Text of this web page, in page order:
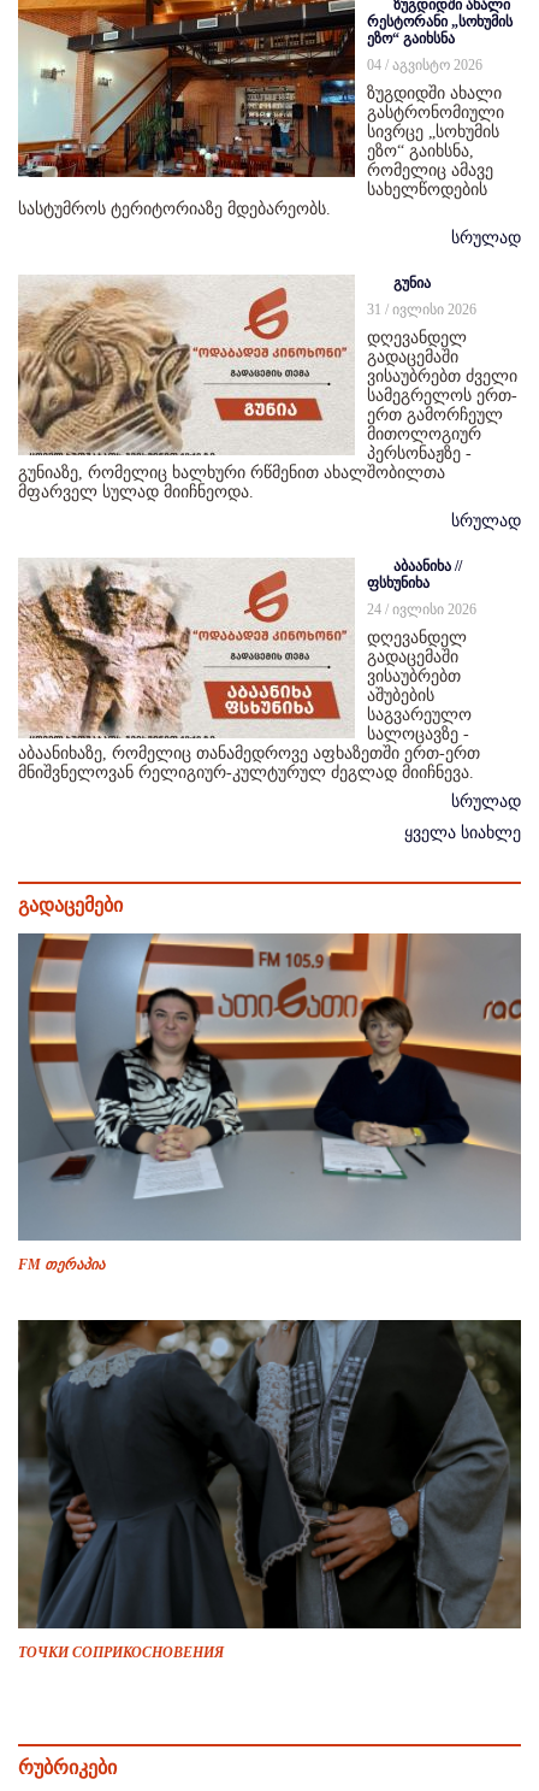
ზუგდიდში ახალი
რესტორანი „სოხუმის
ეზო“ გაიხსნა
04 / აგვისტო 2026
ზუგდიდში ახალი
გასტრონომიული
სივრცე „სოხუმის
ეზო“ გაიხსნა,
რომელიც ამავე
სახელწოდების
სასტუმროს ტერიტორიაზე მდებარეობს.
სრულად
გუნია
31 / ივლისი 2026
დღევანდელ
გადაცემაში
ვისაუბრებთ ძველი
სამეგრელოს ერთ-
ერთ გამორჩეულ
მითოლოგიურ
პერსონაჟზე -
გუნიაზე, რომელიც ხალხური რწმენით ახალშობილთა
მფარველ სულად მიიჩნეოდა.
სრულად
აბაანიხა //
ფსხუნიხა
24 / ივლისი 2026
დღევანდელ
გადაცემაში
ვისაუბრებთ
აშუბების
საგვარეულო
სალოცავზე -
აბაანიხაზე, რომელიც თანამედროვე აფხაზეთში ერთ-ერთ
მნიშვნელოვან რელიგიურ-კულტურულ ძეგლად მიიჩნევა.
სრულად
ყველა სიახლე
გადაცემები
FM თერაპია
ТОЧКИ СОПРИКОСНОВЕНИЯ
რუბრიკები